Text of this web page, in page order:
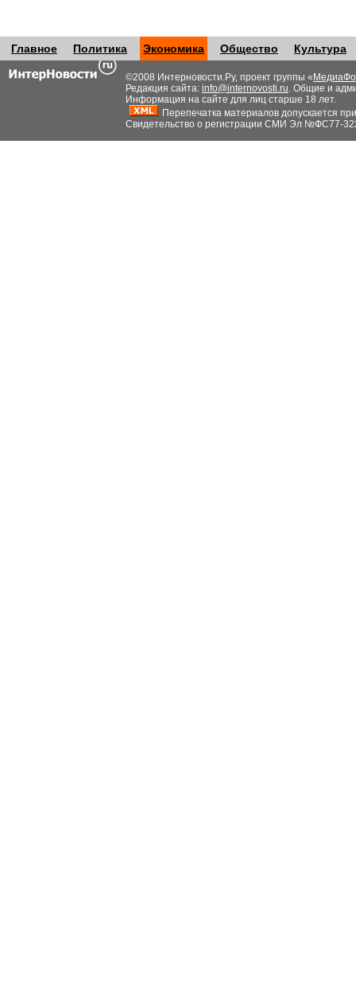
Главное Политика Экономика Общество Культура
©2008 Интерновости.Ру, проект группы «
Редакция сайта: info@internovosti.ru. Общие и
Информация на сайте для лиц старше 18 лет.
Перепечатка материалов допускается
Свидетельство о регистрации СМИ Эл №ФС77-